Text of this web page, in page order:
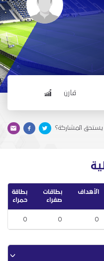
قارن
يستحق المشاركة؟
الأهداف
بطاقات
صفراء
بطاقة
حمراء
0
0
0